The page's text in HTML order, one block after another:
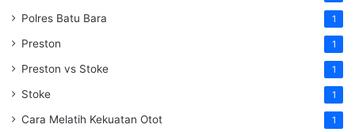
Polres Batu Bara 1
Preston 1
Preston vs Stoke 1
Stoke 1
Cara Melatih Kekuatan Otot 1